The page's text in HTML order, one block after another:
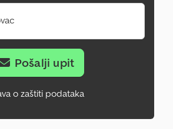
Pošalji upit
o zaštiti podataka